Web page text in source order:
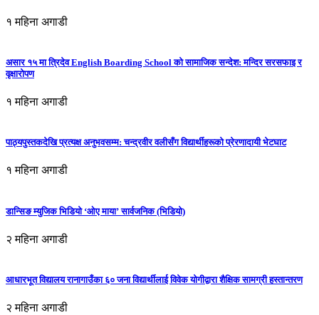
१ महिना अगाडी
असार १५ मा त्रिदेव English Boarding School को सामाजिक सन्देश: मन्दिर सरसफाइ र
वृक्षारोपण
१ महिना अगाडी
पाठ्यपुस्तकदेखि प्रत्यक्ष अनुभवसम्म: चन्द्रवीर वलीसँग विद्यार्थीहरूको प्रेरणादायी भेटघाट
१ महिना अगाडी
डान्सिङ म्युजिक भिडियो ‘ओए माया’ सार्वजनिक (भिडियो)
२ महिना अगाडी
आधारभूत विद्यालय रानागाउँका ६० जना विद्यार्थीलाई विवेक योगीद्वारा शैक्षिक सामग्री हस्तान्तरण
२ महिना अगाडी